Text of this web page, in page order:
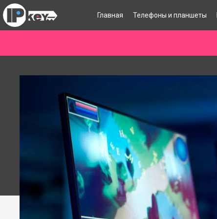
Главная Телефоны и планшеты